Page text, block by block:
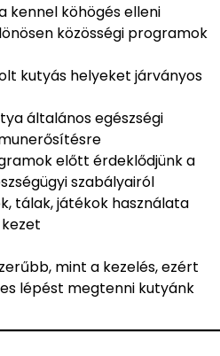
kennel köhögés elleni
közösségi programok
kutyás helyeket járványos
általános egészségi
előtt érdeklődjünk a
szabályairól
tálak, játékok használata
mint a kezelés, ezért
lépést megtenni kutyánk